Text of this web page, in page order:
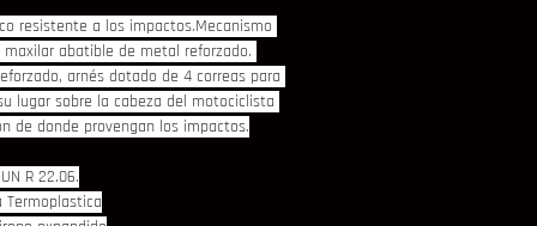
resistente a los impactos.Mecanismo
abatible de metal reforzado.
arnés dotado de 4 correas para
lugar sobre la cabeza del motociclista
de donde provengan los impactos.
R 22.06.
Termoplastica